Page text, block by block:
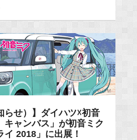
らせ）】ダイハツ☓初音
ャンバス」が初音ミク
イ 2018」に出展！